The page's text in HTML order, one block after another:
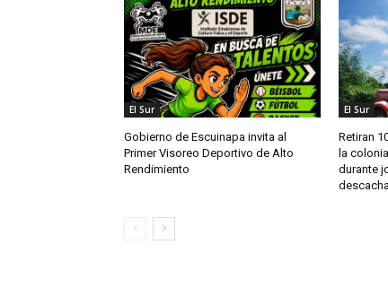
El Sur
Gobierno de Escuinapa invita al
Primer Visoreo Deportivo de Alto
Rendimiento
El Sur
Retiran
la
durante